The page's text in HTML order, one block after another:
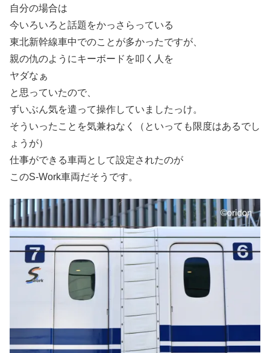
自分の場合は
今いろいろと話題をかっさらっている
東北新幹線車中でのことが多かったですが、
親の仇のようにキーボードを叩く人を
ヤダなぁ
と思っていたので、
ずいぶん気を遣って操作していましたっけ。
そういったことを気兼ねなく（といっても限度はあるでし
ょうが）
仕事ができる車両として設定されたのが
このS-Work車両だそうです。